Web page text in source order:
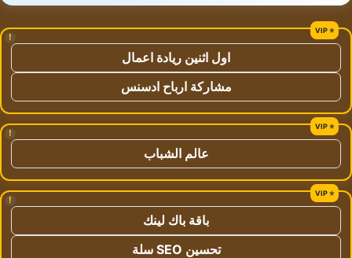
!
اول اثنين ريادة اعمال
مشاركة ارباح ادسنس
!
عالم الشباب
!
باقة باك لينك
تحسين SEO سلة